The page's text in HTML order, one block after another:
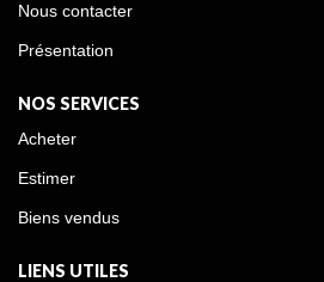
Nous contacter
Présentation
NOS SERVICES
Acheter
Estimer
Biens vendus
LIENS UTILES